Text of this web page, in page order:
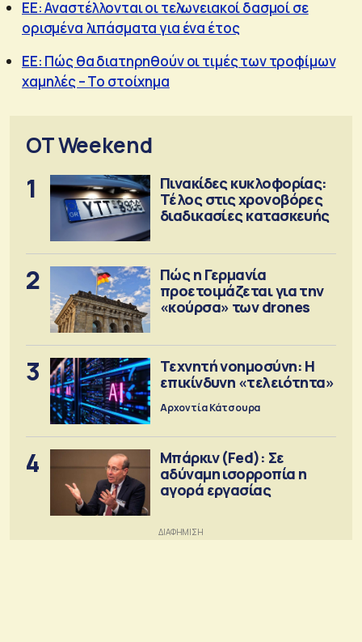
ΕΕ: Αναστέλλονται οι τελωνειακοί δασμοί σε
ορισμένα λιπάσματα για ένα έτος
ΕΕ: Πώς θα διατηρηθούν οι τιμές των τροφίμων
χαμηλές – Το στοίχημα
OT Weekend
1
Πινακίδες κυκλοφορίας:
Τέλος στις χρονοβόρες
διαδικασίες κατασκευής
2
Πώς η Γερμανία
προετοιμάζεται για την
«κούρσα» των drones
3
Τεχνητή νοημοσύνη: Η
επικίνδυνη «τελειότητα»
Αρχοντία Κάτσουρα
4
Μπάρκιν (Fed): Σε
αδύναμη ισορροπία η
αγορά εργασίας